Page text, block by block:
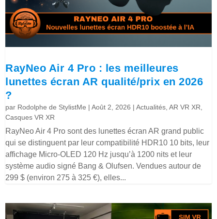
RayNeo Air 4 Pro : les meilleures
lunettes écran AR qualité/prix en 2026
?
par Rodolphe de StylistMe |Août 2, 2026 |Actualités ,AR VR XR
Casques VR XR
RayNeo Air 4 Pro sont des lunettes écran AR grand public
qui se distinguent par leur compatibilité HDR10 10 bits, leur
affichage Micro-OLED 120 Hz jusqu’à 1200 nits et leur
système audio signé Bang & Olufsen. Vendues autour de
299 $ (environ 275 à 325 €), elles...